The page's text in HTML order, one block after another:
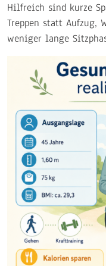
Hilfreich sind kurze
Treppen statt Aufzug,
weniger lange